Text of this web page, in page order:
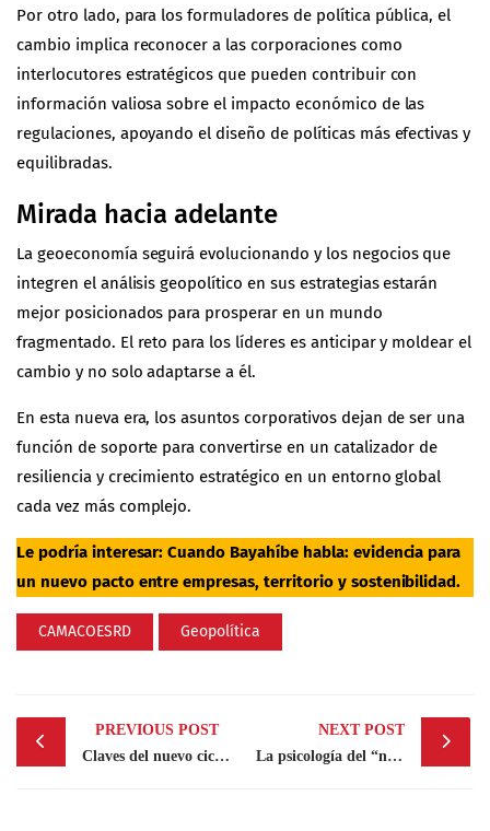
Por otro lado, para los formuladores de política pública, el
cambio implica reconocer a las corporaciones como
interlocutores estratégicos que pueden contribuir con
información valiosa sobre el impacto económico de las
regulaciones, apoyando el diseño de políticas más efectivas y
equilibradas.
Mirada hacia adelante
La geoeconomía seguirá evolucionando y los negocios que
integren el análisis geopolítico en sus estrategias estarán
mejor posicionados para prosperar en un mundo
fragmentado. El reto para los líderes es anticipar y moldear el
cambio y no solo adaptarse a él.
En esta nueva era, los asuntos corporativos dejan de ser una
función de soporte para convertirse en un catalizador de
resiliencia y crecimiento estratégico en un entorno global
cada vez más complejo.
Le podría interesar:Cuando Bayahíbe habla: evidencia para
un nuevo pacto entre empresas, territorio y sostenibilidad.
CAMACOESRD Geopolítica
Post
navigation
PREVIOUS POST
Claves del nuevo ciclo económico español
NEXT POST
La psicología del “nuevo comienzo”: cómo aprovechar el efecto calendario